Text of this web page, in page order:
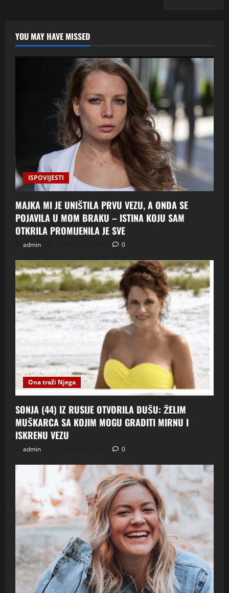
YOU MAY HAVE MISSED
ISPOVIJESTI
MAJKA MI JE UNIŠTILA PRVU VEZU, A ONDA SE
POJAVILA U MOM BRAKU – ISTINA KOJU SAM
OTKRILA PROMIJENILA JE SVE
admin 0
Ona traži Njega
SONJA (44) IZ RUSIJE OTVORILA DUŠU: ŽELIM
MUŠKARCA SA KOJIM MOGU GRADITI MIRNU I
ISKRENU VEZU
admin 0